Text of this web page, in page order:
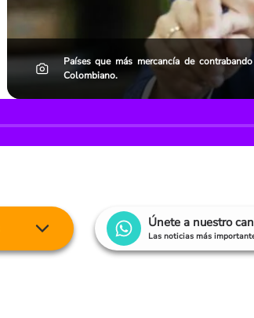
Países que más mercancía de
Colombiano.
Únete a nuestro
Las noticias más